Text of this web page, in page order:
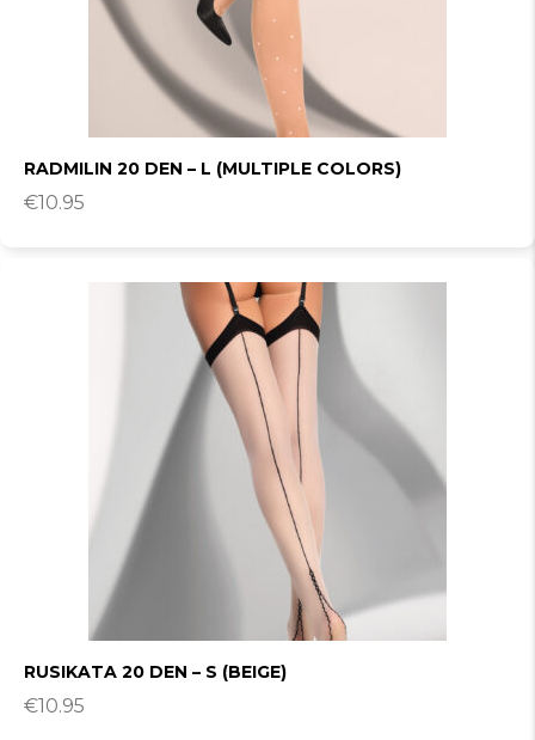
RADMILIN 20 DEN – L (MULTIPLE COLORS)
€10.95
RUSIKATA 20 DEN – S (BEIGE)
€10.95